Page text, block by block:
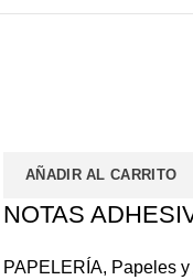
AÑADIR AL CARRITO
NOTAS
PAPELERÍA, Papeles